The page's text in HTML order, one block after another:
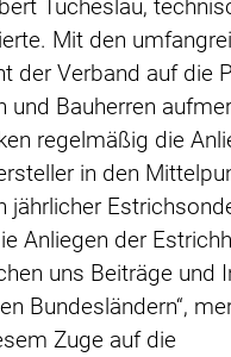
Tucheslau,
Mit den
der Verband auf die
und Bauherren
regelmäßig die
in den
jährlicher
Anliegen der
uns Beiträge und
Bundesländern“,
Zuge auf die